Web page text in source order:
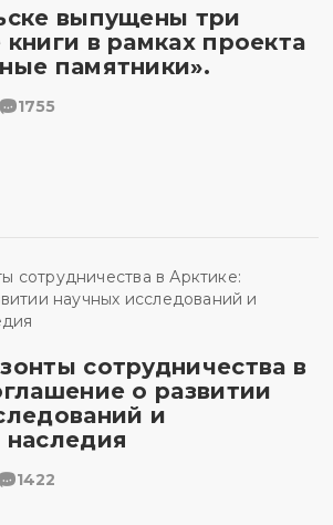
выпущены три
в рамках проекта
памятники».
1755
сотрудничества в
о развитии
и
наследия
1422